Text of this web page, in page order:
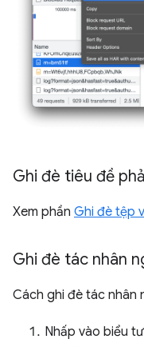
Ghi đè tiêu đề
Xem phần Ghi đè tệp
Ghi đè tác nhân
Cách ghi đè tác nhân
Nhấp vào biểu